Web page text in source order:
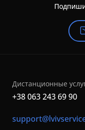
Дистанционные
+38 063 243 69 90